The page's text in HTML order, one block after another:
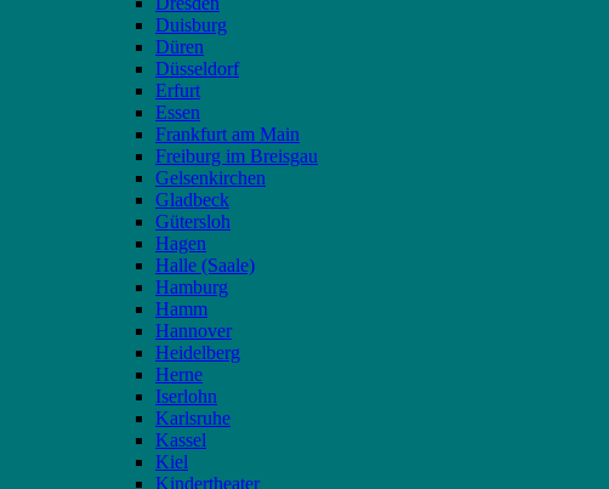
Duisburg
Düren
Düsseldorf
Erfurt
Essen
Frankfurt am Main
Freiburg im Breisgau
Gelsenkirchen
Gladbeck
Gütersloh
Hagen
Halle (Saale)
Hamburg
Hamm
Hannover
Heidelberg
Herne
Iserlohn
Karlsruhe
Kassel
Kiel
Kindertheater